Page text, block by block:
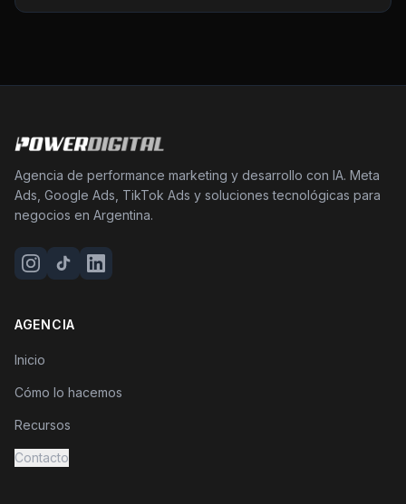
Agencia de performance marketing y desarrollo con IA. Meta
Ads, Google Ads, TikTok Ads y soluciones tecnológicas para
negocios en Argentina.
AGENCIA
Inicio
Cómo lo hacemos
Recursos
Contacto